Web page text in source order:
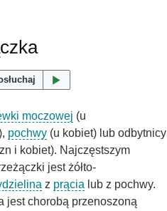
moczowej (u
pochwy (u kobiet) lub odbytnicy
i kobiet). Najczęstszym
jest żółto-
z prącia lub z pochwy.
jest chorobą przenoszoną